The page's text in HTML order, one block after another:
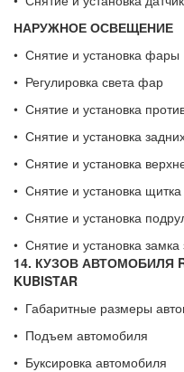
НАРУЖНОЕ ОСВЕЩЕНИЕ
• Снятие и установка фары
• Регулировка света фар
• Снятие и установка
• Снятие и установка
• Снятие и установка
• Снятие и установка
• Снятие и установка
• Снятие и установка замка
14. КУЗОВ АВТОМОБИЛЯ
KUBISTAR
• Габаритные размеры
• Подъем автомобиля
• Буксировка автомобиля